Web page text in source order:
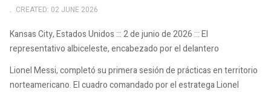
CREATED: 02 JUNE 2026
Kansas City, Estados Unidos ::: 2 de junio de 2026 ::: El
representativo albiceleste, encabezado por el delantero
Lionel Messi, completó su primera sesión de prácticas en territorio
norteamericano. El cuadro comandado por el estratega Lionel